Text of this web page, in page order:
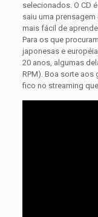
selecionados. O CD
saiu uma
mais fácil de
Para os que
japonesas e
20 anos, algumas
RPM). Boa sorte aos
fico no streaming